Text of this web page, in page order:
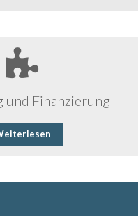
und Finanzierung